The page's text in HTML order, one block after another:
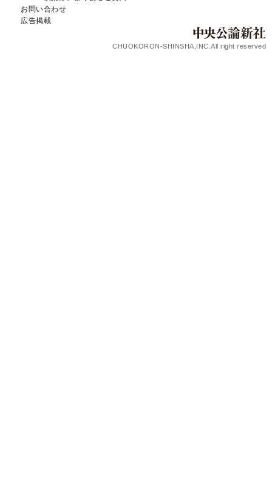
お問い合わせ
広告掲載
CHUOKORON-SHINSHA,INC.All right reserved